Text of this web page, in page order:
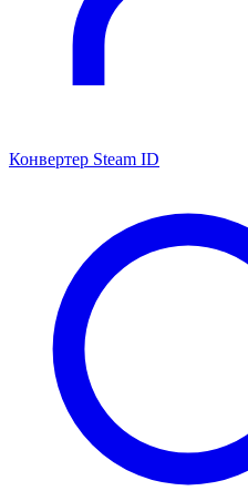
Конвертер Steam ID